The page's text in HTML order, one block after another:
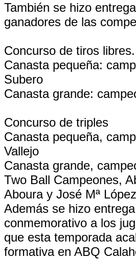
También se hizo
ganadores de las
Concurso de tiros libres.
Canasta pequeña:
Subero
Canasta grande:
Concurso de triples
Canasta pequeña,
Vallejo
Canasta grande,
Two Ball Campeones,
Aboura y José Mª López
Además se hizo
conmemorativo a los
que esta temporada
formativa en ABQ